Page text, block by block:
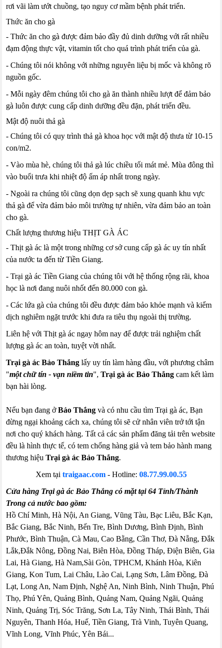
rơi vãi làm ướt chuồng, tạo nguy cơ mầm bệnh phát triển.
Thức ăn cho gà
- Thức ăn cho gà được đảm bảo đầy đủ dinh dưỡng với rất nhiều
đạm động thực vật, vitamin tốt cho quá trình phát triển của gà.
- Chúng tôi nói không với những nguyên liệu bị mốc và không rõ
nguồn gốc.
- Mỗi ngày đêm chúng tôi cho gà ăn thành nhiều lượt để đảm bảo
gà luôn được cung cấp dinh dưỡng đều đặn, phát triển đều.
Mật độ nuôi thả gà
- Chúng tôi có quy trình thả gà khoa học với mật độ thưa từ 10-15
con/m2.
- Vào mùa hè, chúng tôi thả gà lúc chiều tối mát mẻ. Mùa đông thì
vào buổi trưa khi nhiệt độ ấm áp nhất trong ngày.
- Ngoài ra chúng tôi cũng dọn dẹp sạch sẽ xung quanh khu vực
thả gà để vừa đảm bảo môi trường tự nhiên, vừa đảm bảo an toàn
cho gà.
Chất lượng thương hiệu THỊT GÀ ÁC
- Thịt gà ác là một trong những cơ sở cung cấp gà ác uy tín nhất
của nước ta đến từ Tiền Giang.
- Trại gà ác Tiền Giang của chúng tôi với hệ thống rộng rãi, khoa
học là nơi đang nuôi nhốt đến 80.000 con gà.
- Các lứa gà của chúng tôi đều được đảm bảo khỏe mạnh và kiểm
dịch nghiêm ngặt trước khi đưa ra tiêu thụ ngoài thị trường.
Liên hệ với Thịt gà ác ngay hôm nay để được trải nghiệm chất
lượng gà ác an toàn, tuyệt vời nhất.
Trại gà ác Bảo Thắng lấy uy tín làm hàng đầu, với phương châm
"một chữ tín - vạn niềm tin",Trại gà ác Bảo Thắng cam kết làm
bạn hài lòng.
Nếu bạn đang ởBảo Thắng và có nhu cầu tìm Trại gà ác, Bạn
đừng ngại khoảng cách xa, chúng tôi sẽ cử nhân viên trở tới tận
nơi cho quý khách hàng. Tất cả các sản phẩm đăng tải trên website
đều là hình thực tế, có tem chống hàng giả và tem bảo hành mang
thương hiệuTrại gà ác Bảo Thắng.
Xem tại traigaac.com- Hotline: 08.77.99.00.55
Cửa hàng Trại gà ác Bảo Thắng có mặt tại 64 Tỉnh/Thành
Trong cả nước bao gồm:
Hồ Chí Minh, Hà Nội, An Giang, Vũng Tàu, Bạc Liêu, Bắc Kạn,
Bắc Giang, Bắc Ninh, Bến Tre, Bình Dương, Bình Định, Bình
Phước, Bình Thuận, Cà Mau, Cao Bằng, Cần Thơ, Đà Nẵng, Đắk
Lắk,Đắk Nông, Đồng Nai, Biên Hòa, Đồng Tháp, Điện Biên, Gia
Lai, Hà Giang, Hà Nam,Sài Gòn, TPHCM, Khánh Hòa, Kiên
Giang, Kon Tum, Lai Châu, Lào Cai, Lạng Sơn, Lâm Đồng, Đà
Lạt, Long An, Nam Định, Nghệ An, Ninh Bình, Ninh Thuận, Phú
Thọ, Phú Yên, Quảng Bình, Quảng Nam, Quảng Ngãi, Quảng
Ninh, Quảng Trị, Sóc Trăng, Sơn La, Tây Ninh, Thái Bình, Thái
Nguyên, Thanh Hóa, Huế, Tiền Giang, Trà Vinh, Tuyên Quang,
Vĩnh Long, Vĩnh Phúc, Yên Bái...